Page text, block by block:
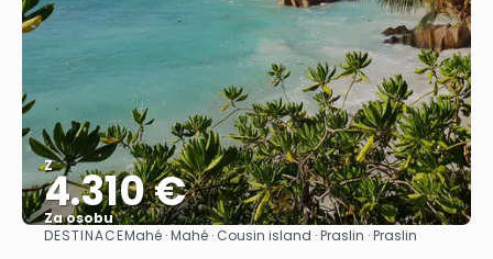
Z
4.310 €
Za osobu
Zobrazit
DESTINACEMahé · Mahé · Cousin island · Praslin · Praslin